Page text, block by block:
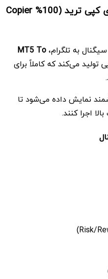
سیگنال‌های کاملاً مناسب برای کپی ترید (100% Copier
به تلگرام،MT5 To
تولید می‌کند که کاملاً برای
نمایش داده می‌شود تا
اجرا کنند.